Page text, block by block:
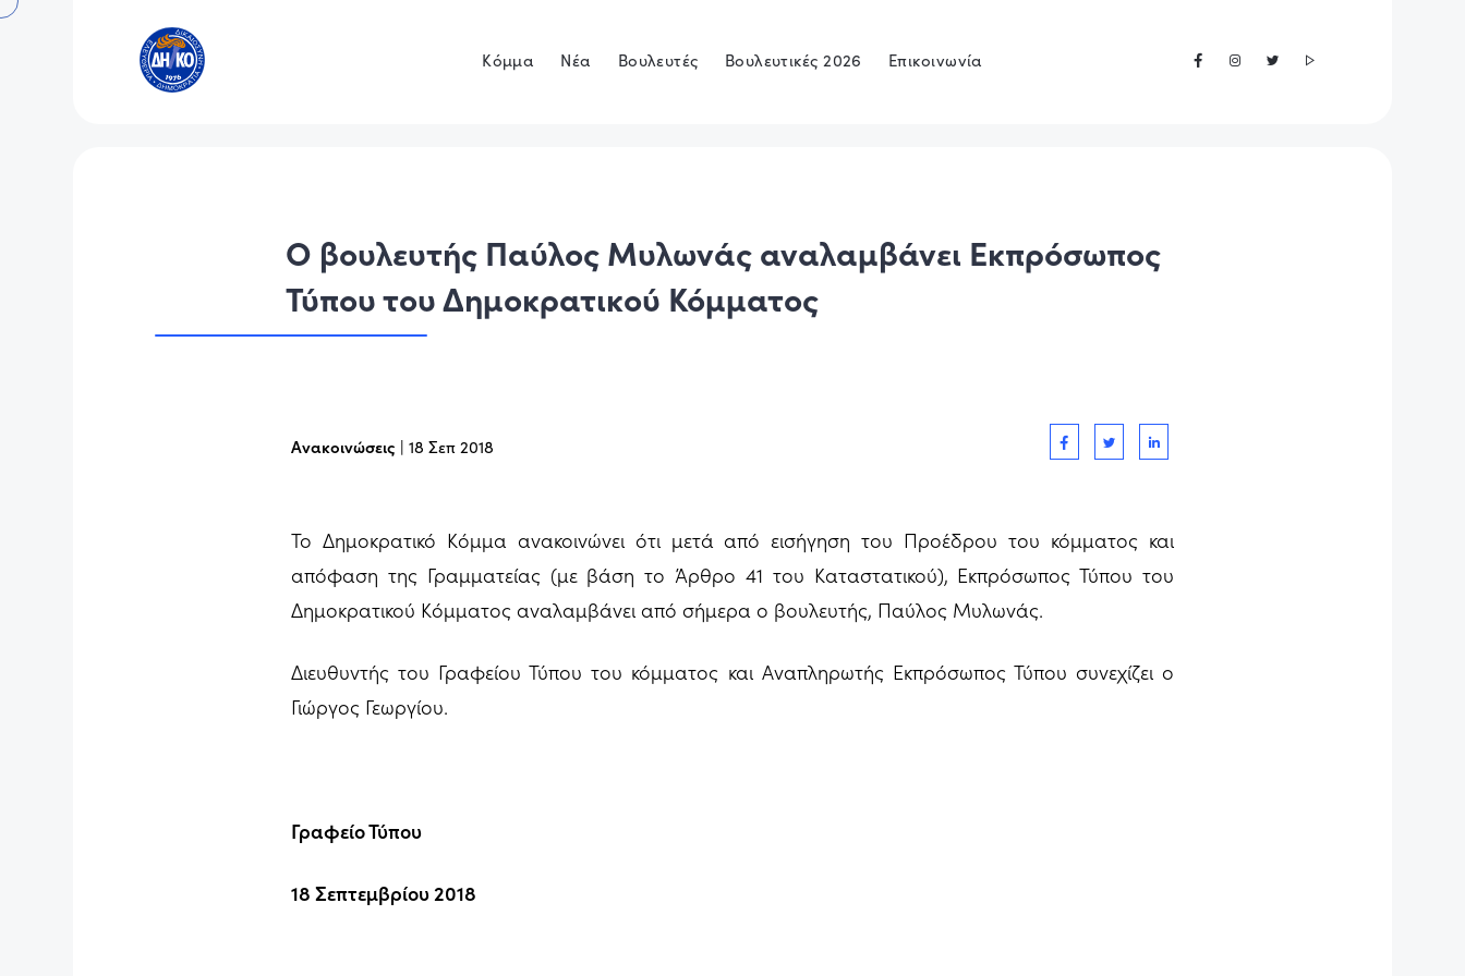
Κόμμα Νέα Βουλευτές Βουλευτικές 2026 Επικοινωνία
Ο βουλευτής Παύλος Μυλωνάς αναλαμβάνει Εκπρόσωπος
Τύπου του Δημοκρατικού Κόμματος
Ανακοινώσεις | 18 Σεπ 2018
Το Δημοκρατικό Κόμμα ανακοινώνει ότι μετά από εισήγηση του Προέδρου του κόμματος και
απόφαση της Γραμματείας (με βάση το Άρθρο 41 του Καταστατικού), Εκπρόσωπος Τύπου του
Δημοκρατικού Κόμματος αναλαμβάνει από σήμερα ο βουλευτής, Παύλος Μυλωνάς.
Διευθυντής του Γραφείου Τύπου του κόμματος και Αναπληρωτής Εκπρόσωπος Τύπου συνεχίζει ο
Γιώργος Γεωργίου.
Γραφείο Τύπου
18 Σεπτεμβρίου 2018